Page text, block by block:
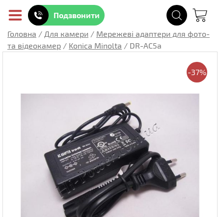
Подзвонити
Головна / Для камери / Мережеві адаптери для фото-
та відеокамер / Konica Minolta / DR-AC5a
-37%